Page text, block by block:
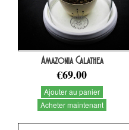
Amazonia Calathea
€69.00
Ajouter au panier
Acheter maintenant